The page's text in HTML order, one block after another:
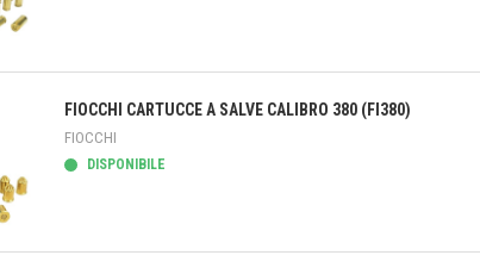
FIOCCHI CARTUCCE A SALVE CALIBRO 380 (FI380)
FIOCCHI
DISPONIBILE